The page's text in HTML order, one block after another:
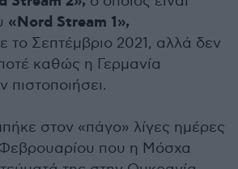
«Nord Stream 1»,
το Σεπτέμβριο 2021, αλλά δεν
καθώς η Γερμανία
πιστοποιήσει.
στον «πάγο» λίγες ημέρες
Φεβρουαρίου που η Μόσχα